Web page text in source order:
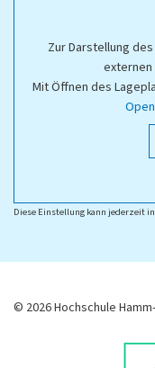
Zur Darstellung
Mit Öffnen des
Diese Einstellung kann jederzeit
© 2026 Hochschule